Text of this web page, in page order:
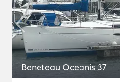
Beneteau Oceanis 37